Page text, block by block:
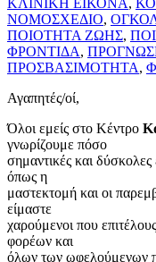
ΚΛΙΝΙΚΗ ΕΙΚΟΝΑ,
ΝΟΜΟΣΧΕΔΙΟ,
ΠΟΙΟΤΗΤΑ ΖΩΗΣ,
ΦΡΟΝΤΙΔΑ,
ΠΡΟΣΒΑΣΙΜΟΤΗΤΑ,
Αγαπητές/οί,
Όλοι εμείς στο Κέντρο
γνωρίζουμε πόσο
σημαντικές και δύσκολες
όπως η
μαστεκτομή και οι
είμαστε
χαρούμενοι που
φορέων και
όλων των ωφελούμενων